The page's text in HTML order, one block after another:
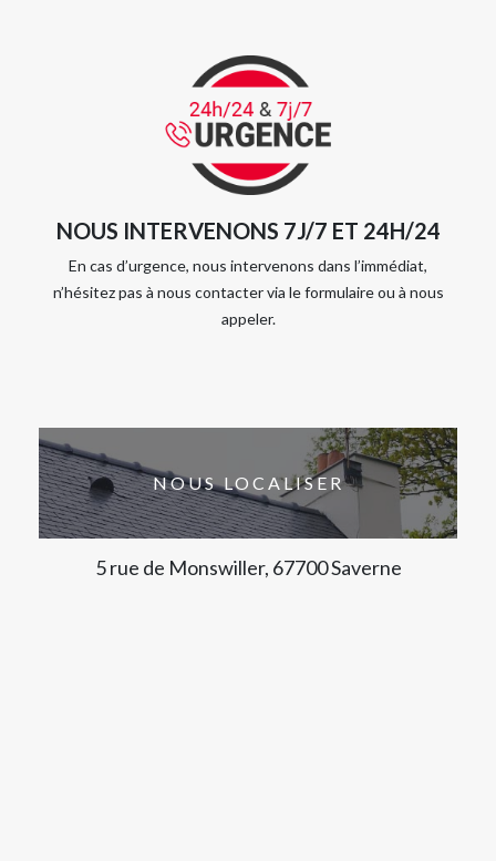
NOUS INTERVENONS 7J/7 ET 24H/24
En cas d’urgence, nous intervenons dans l’immédiat,
n’hésitez pas à nous contacter via le formulaire ou à nous
appeler.
NOUS LOCALISER
5 rue de Monswiller, 67700 Saverne